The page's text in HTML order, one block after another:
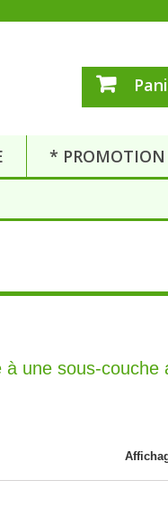
*
une sous-couche